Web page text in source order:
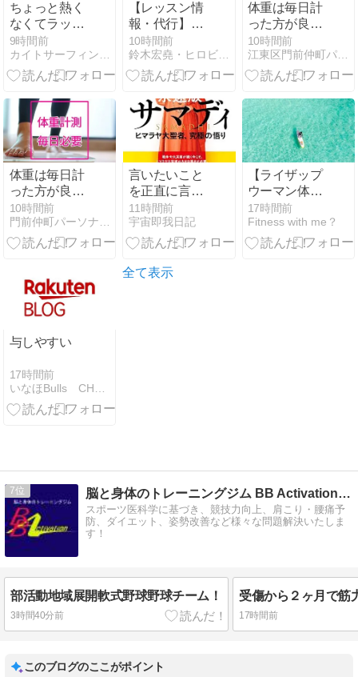
ちょっと熱く
なくてラッキ
ー
9時間前
【レッスン情
報・代行】代
行をお引き受
けしました。
10時間前
鈴木宏堯・ヒロビクスのfantasista
体重は毎日計
った方が良い
ですか？
10時間前
江東区門前仲町パーソナルトレーニング ダイエット・肩こり
体重は毎日計
った方が良い
ですか？
10時間前
言いたいこと
を正直に言っ
た場合
11時間前
宇宙即我日記
【ライザップ
ウーマン体験
談2話】問題
点山積み！姿
勢の悪さの原
17時間前
Fitness with me？
与しやすい
17時間前
いなほBulls CHOの日記
全て表示
7 脳と身体のトレーニングジム BB Activation 公…
スポーツ医科学に基づき、競技力向上、肩こり・腰痛予
防、ダイエット、姿勢改善など様々な問題解決いたしま
す！
部活動地域展開軟式野球野球チーム！
3時間40分前
受傷から２ヶ月で筋
17時間前
このブログのここがポイント